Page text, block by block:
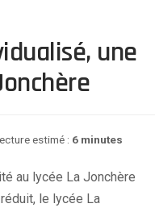
une
estimé : 6 minutes
au lycée La Jonchère
le lycée La